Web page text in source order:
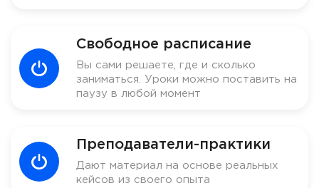
Свободное расписание
Вы сами решаете, где и сколько
заниматься. Уроки можно поставить на
паузу в любой момент
Преподаватели-практики
Дают материал на основе реальных
кейсов из своего опыта